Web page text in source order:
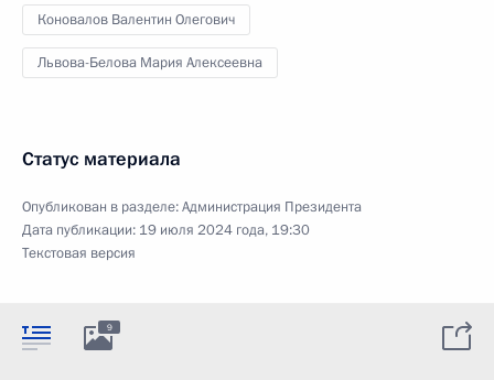
Коновалов Валентин Олегович
Львова-Белова Мария Алексеевна
Статус материала
Опубликован в разделе:Администрация Президента
Дата публикации: 19 июля 2024 года, 19:30
Текстовая версия
9